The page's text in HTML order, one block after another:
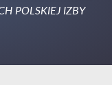
POLSKIEJ IZBY